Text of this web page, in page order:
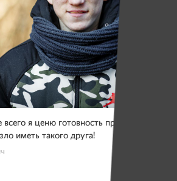
я ценю готовность прийти
иметь такого друга!